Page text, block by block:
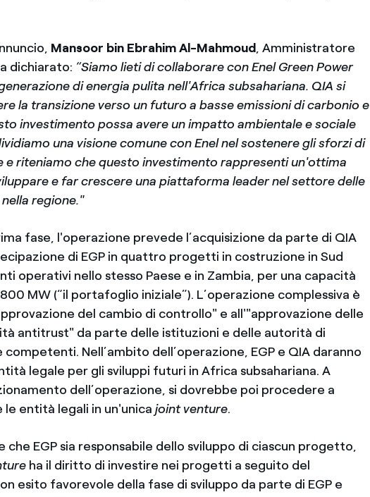
Mansoor bin Ebrahim Al-Mahmoud, Amministratore
dichiarato: “Siamo lieti di collaborare con Enel Green Power
di energia pulita nell'Africa subsahariana. QIA si
la transizione verso un futuro a basse emissioni di carbonio e
investimento possa avere un impatto ambientale e sociale
una visione comune con Enel nel sostenere gli sforzi di
e riteniamo che questo investimento rappresenti un'ottima
e far crescere una piattaforma leader nel settore delle
regione."
fase, l'operazione prevede l’acquisizione da parte di QIA
di EGP in quattro progetti in costruzione in Sud
operativi nello stesso Paese e in Zambia, per una capacità
MW (“il portafoglio iniziale”). L’operazione complessiva è
del cambio di controllo" e all'"approvazione delle
antitrust" da parte delle istituzioni e delle autorità di
Nell’ambito dell’operazione, EGP e QIA daranno
legale per gli sviluppi futuri in Africa subsahariana. A
dell’operazione, si dovrebbe poi procedere a
entità legali in un'unicajoint venture.
che EGP sia responsabile dello sviluppo di ciascun progetto,
ha il diritto di investire nei progetti a seguito del
esito favorevole della fase di sviluppo da parte di EGP e